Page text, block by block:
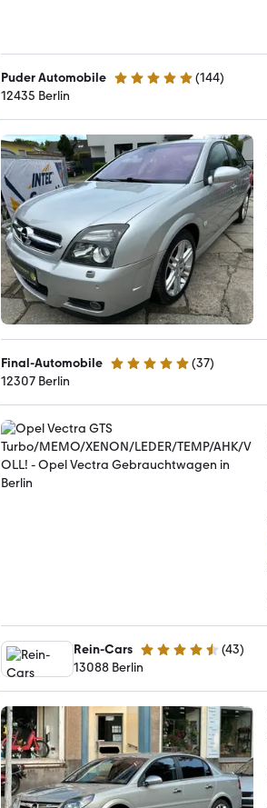
Puder Automobile 5 Sterne (144)
12435 Berlin
Final-Automobile 5 Sterne (37)
12307 Berlin
Rein-Cars 4.7 Sterne (43)
13088 Berlin